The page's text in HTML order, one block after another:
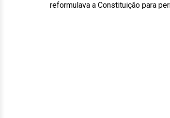
reformulava a Constituição para